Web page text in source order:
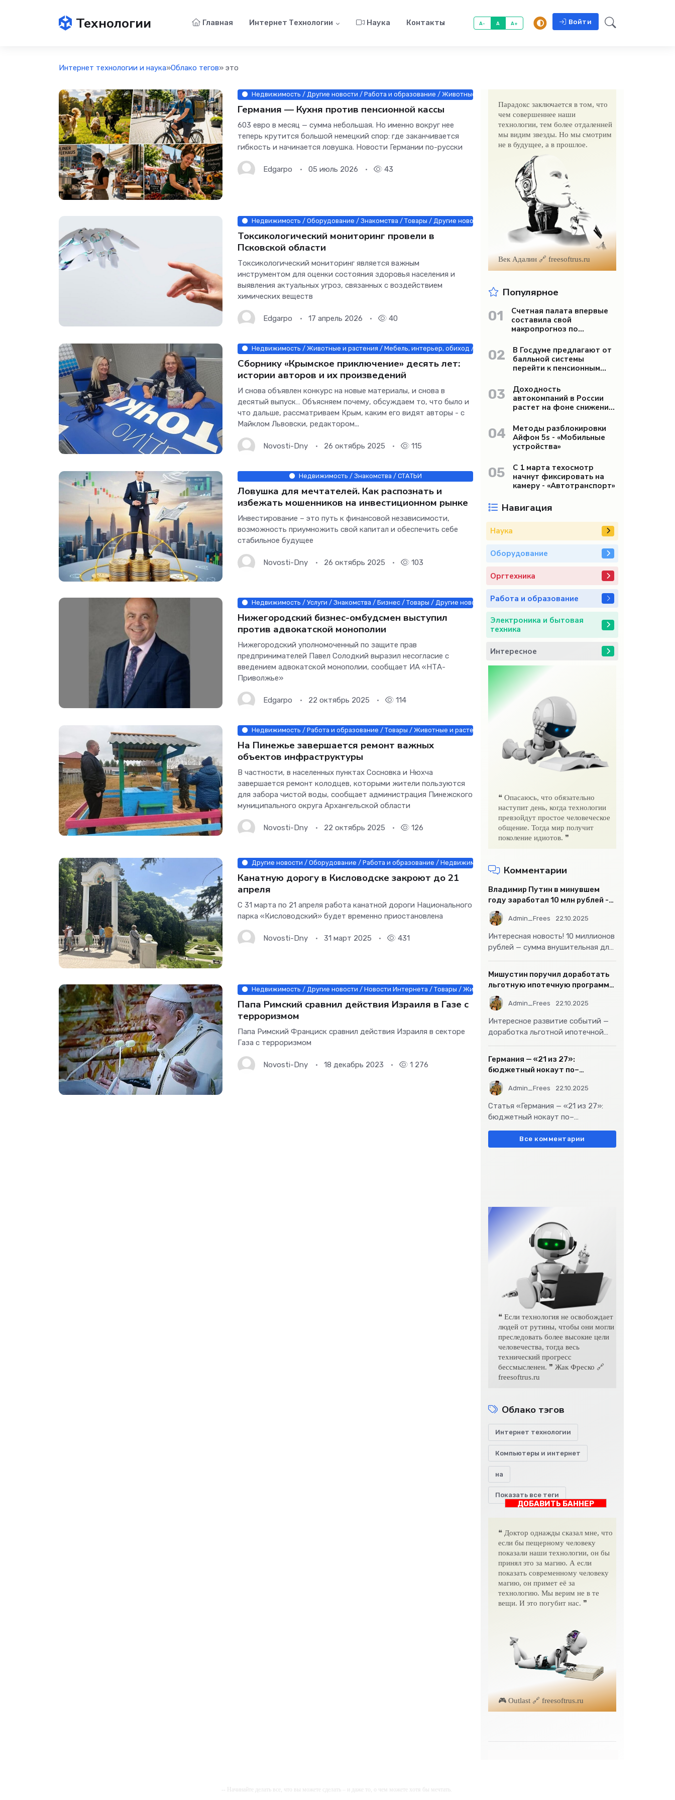
Технологии Главная Интернет Технологии Наука Контакты A- A A+ Войти
Интернет технологии и наука»Облако тегов» это
Недвижимость / Другие новости / Работа и образование / Животные и растения / Бизнес / Знакомства / Новости Интернета /
Германия — Кухня против пенсионной кассы
603 евро в месяц — сумма небольшая. Но именно вокруг нее
теперь крутится большой немецкий спор: где заканчивается
гибкость и начинается ловушка. Новости Германии по-русски
Edgarpo 05 июль 2026 43
Недвижимость / Оборудование / Знакомства / Товары / Другие новости / Строй материалы / СТАТЬИ
Токсикологический мониторинг провели в
Псковской области
Токсикологический мониторинг является важным
инструментом для оценки состояния здоровья населения и
выявления актуальных угроз, связанных с воздействием
химических веществ
Edgarpo 17 апрель 2026 40
Недвижимость / Животные и растения / Мебель, интерьер, обиход / Бизнес / Другие новости / Товары / Знакомства / Строй
Сборнику «Крымское приключение» десять лет:
истории авторов и их произведений
И снова объявлен конкурс на новые материалы, и снова в
десятый выпуск… Объясняем почему, обсуждаем то, что было и
что дальше, рассматриваем Крым, каким его видят авторы - с
Майклом Львовски, редактором...
Novosti-Dny 26 октябрь 2025 115
Недвижимость / Знакомства / СТАТЬИ
Ловушка для мечтателей. Как распознать и
избежать мошенников на инвестиционном рынке
Инвестирование – это путь к финансовой независимости,
возможность приумножить свой капитал и обеспечить себе
стабильное будущее
Novosti-Dny 26 октябрь 2025 103
Недвижимость / Услуги / Знакомства / Бизнес / Товары / Другие новости / Работа и образование / СТАТЬИ
Нижегородский бизнес-омбудсмен выступил
против адвокатской монополии
Нижегородский уполномоченный по защите прав
предпринимателей Павел Солодкий выразил несогласие с
введением адвокатской монополии, сообщает ИА «НТА-
Приволжье»
Edgarpo 22 октябрь 2025 114
Недвижимость / Работа и образование / Товары / Животные и растения / СТАТЬИ
На Пинежье завершается ремонт важных
объектов инфраструктуры
В частности, в населенных пунктах Сосновка и Нюхча
завершается ремонт колодцев, которыми жители пользуются
для забора чистой воды, сообщает администрация Пинежского
муниципального округа Архангельской области
Novosti-Dny 22 октябрь 2025 126
Другие новости / Оборудование / Работа и образование / Недвижимость / СТАТЬИ
Канатную дорогу в Кисловодске закроют до 21
апреля
С 31 марта по 21 апреля работа канатной дороги Национального
парка «Кисловодский» будет временно приостановлена
Novosti-Dny 31 март 2025 431
Недвижимость / Другие новости / Новости Интернета / Товары / Животные и растения / СТАТЬИ
Папа Римский сравнил действия Израиля в Газе с
терроризмом
Папа Римский Франциск сравнил действия Израиля в секторе
Газа с терроризмом
Novosti-Dny 18 декабрь 2023 1 276
Парадокс заключается в том, что
чем совершеннее наши
технологии, тем более отдаленней
мы видим звезды. Но мы смотрим
не в будущее, а в прошлое.
Век Адалин 🔗 freesoftrus.ru
Популярное
01
Счетная палата впервые
составила свой
макропрогноз по
«Бизнес»
02
В Госдуме предлагают от
балльной системы
перейти к пенсионным
03
Доходность
автокомпаний в России
растет на фоне снижения
04
Методы разблокировки
Айфон 5s - «Мобильные
устройства»
05
С 1 марта техосмотр
начнут фиксировать на
камеру - «Автотранспорт»
Навигация
Наука
Оборудование
Оргтехника
Работа и образование
Электроника и бытовая
техника
Интересное
❝ Опасаюсь, что обязательно
наступит день, когда технологии
превзойдут простое человеческое
общение. Тогда мир получит
поколение идиотов. ❞
Комментарии
Владимир Путин в минувшем
году заработал 10 млн рублей -
«Бизнес»
Admin_Frees 22.10.2025
Интересная новость! 10 миллионов
рублей — сумма внушительная для
не
Мишустин поручил доработать
льготную ипотечную программу
- «Бизнес»
Admin_Frees 22.10.2025
Интересное развитие событий —
доработка льготной ипотечной
стать
Германия — «21 из 27»:
бюджетный нокаут по–
европейски
Admin_Frees 22.10.2025
Статья «Германия — «21 из 27»:
бюджетный нокаут по–
подчеркивает остроту
Все комментарии
❝ Если технология не освобождает
людей от рутины, чтобы они могли
преследовать более высокие цели
человечества, тогда весь
технический прогресс
бессмысленен. ❞ Жак Фреско 🔗
freesoftrus.ru
Облако тэгов
Интернет технологии
Компьютеры и интернет
на
Показать все теги
ДОБАВИТЬ БАННЕР
❝ Доктор однажды сказал мне, что
если бы пещерному человеку
показали наши технологии, он бы
принял это за магию. А если
показать современному человеку
магию, он примет её за
технологию. Мы верим не в те
вещи. И это погубит нас. ❞
🎮 Outlast 🔗 freesoftrus.ru
-- Начинайте делать все, что вы можете сделать – и даже то, о чем можете хотя бы мечтать.